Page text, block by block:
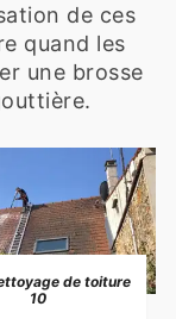
de ces
quand les
une brosse
de toiture
10